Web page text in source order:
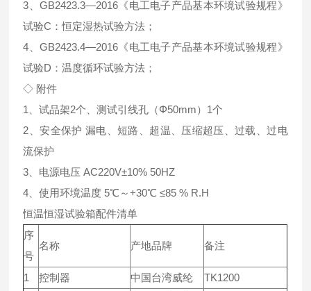
3、GB2423.3—2016《电工电子产品基本环境试验规程》
试验C：恒定湿热试验方法；
4、GB2423.4—2016《电工电子产品基本环境试验规程》
试验D：温度循环试验方法；
◇ 附件
1、试品架2个、测试引线孔（Φ50mm）1个
2、安全保护 漏电、短路、超温、压缩超压、过载、过电
流保护
3、电源电压 AC220V±10% 50HZ
4、使用环境温度 5℃～+30℃ ≤85 % R.H
恒温恒湿试验箱配件清单
序
号
名称 产地品牌 备注
1 控制器 中国台湾威纶
TK1200